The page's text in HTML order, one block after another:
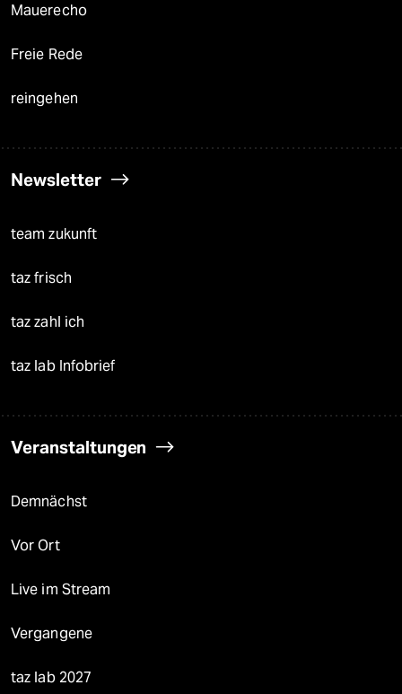
Mauerecho
Freie Rede
reingehen
Newsletter
team zukunft
taz frisch
taz zahl ich
taz lab Infobrief
Veranstaltungen
Demnächst
Vor Ort
Live im Stream
Vergangene
taz lab 2027